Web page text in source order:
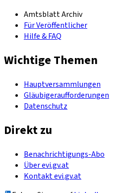
Amtsblatt Archiv
Für Veröffentlicher
Hilfe & FAQ
Wichtige Themen
Hauptversammlungen
Gläubigeraufforderungen
Datenschutz
Direkt zu
Benachrichtigungs-Abo
Über evi.gv.at
Kontakt evi.gv.at